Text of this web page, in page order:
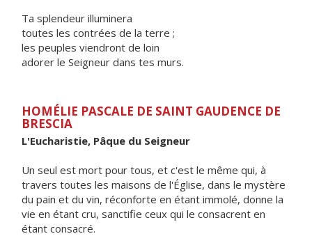
Ta splendeur illuminera
toutes les contrées de la terre ;
les peuples viendront de loin
adorer le Seigneur dans tes murs.
HOMÉLIE PASCALE DE SAINT GAUDENCE DE
BRESCIA
L'Eucharistie, Pâque du Seigneur
Un seul est mort pour tous, et c'est le même qui, à
travers toutes les maisons de l'Église, dans le mystère
du pain et du vin, réconforte en étant immolé, donne la
vie en étant cru, sanctifie ceux qui le consacrent en
étant consacré.